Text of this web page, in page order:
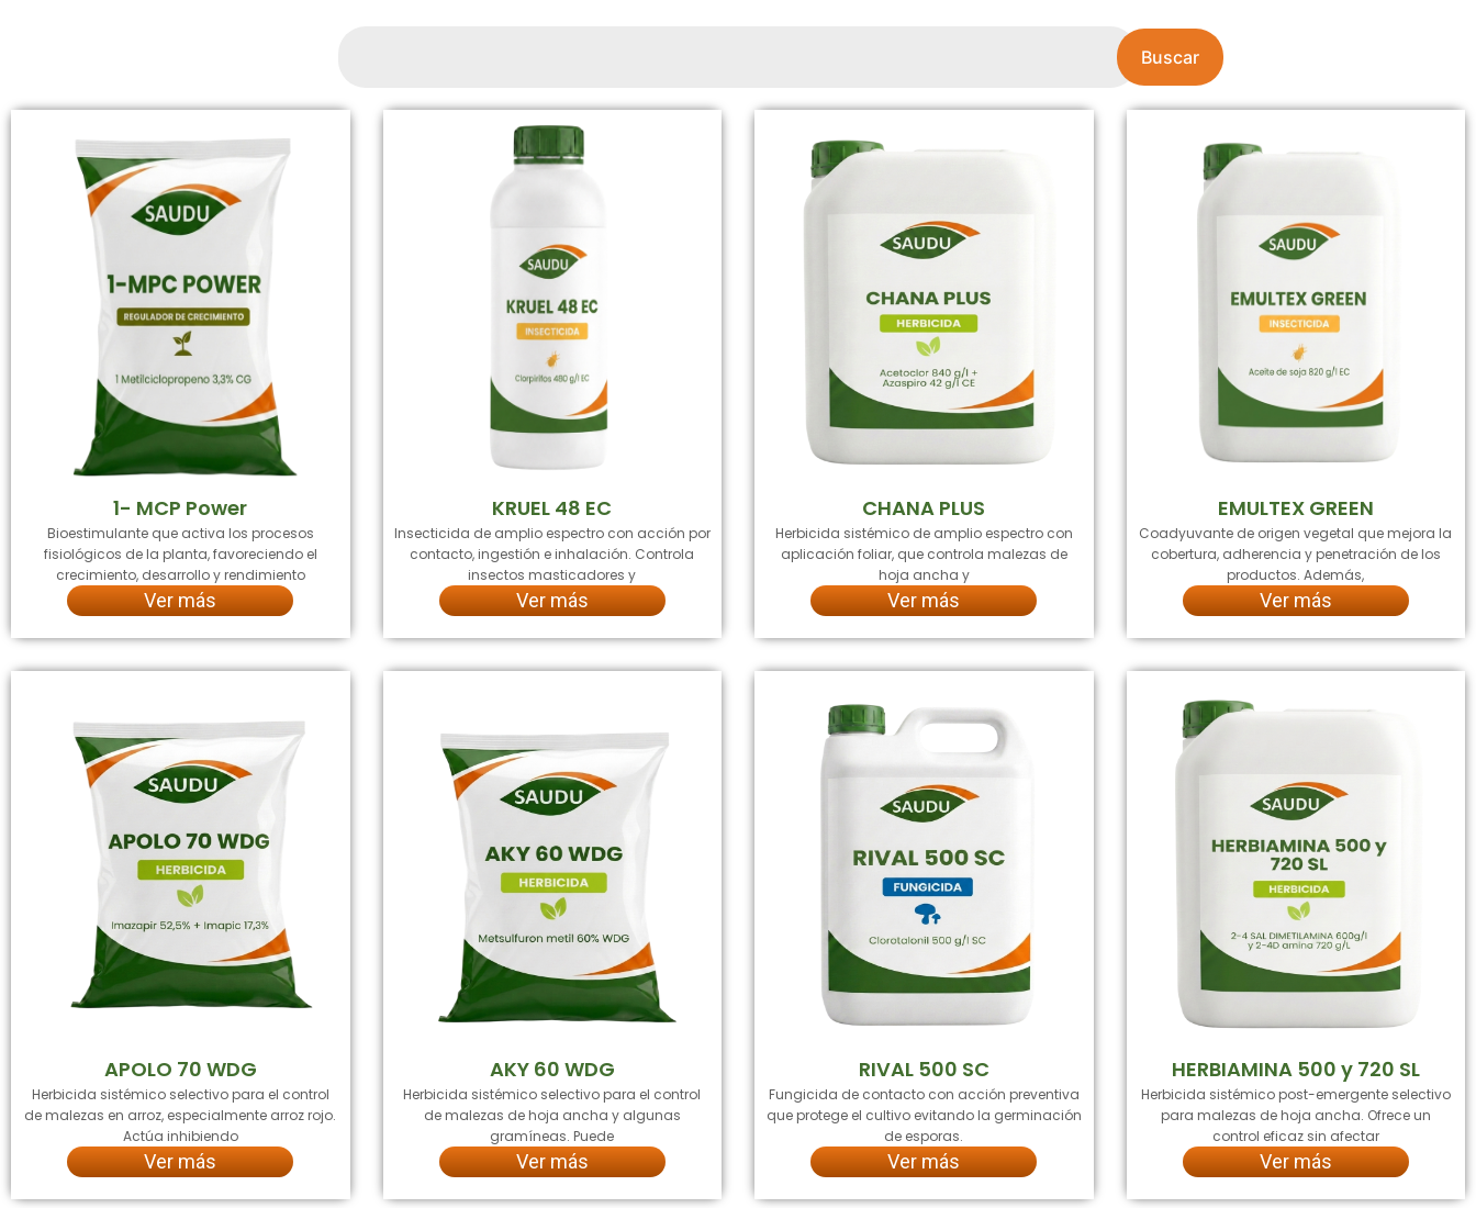
Buscar
1- MCP Power
Bioestimulante que activa los procesos
fisiológicos de la planta, favoreciendo el
crecimiento, desarrollo y rendimiento
Ver más
KRUEL 48 EC
Insecticida de amplio espectro con acción por
contacto, ingestión e inhalación. Controla
insectos masticadores y
Ver más
CHANA PLUS
Herbicida sistémico de amplio espectro con
aplicación foliar, que controla malezas de
hoja ancha y
Ver más
EMULTEX GREEN
Coadyuvante de origen vegetal que mejora la
cobertura, adherencia y penetración de los
productos. Además,
Ver más
APOLO 70 WDG
Herbicida sistémico selectivo para el control
de malezas en arroz, especialmente arroz rojo.
Actúa inhibiendo
Ver más
AKY 60 WDG
Herbicida sistémico selectivo para el control
de malezas de hoja ancha y algunas
gramíneas. Puede
Ver más
RIVAL 500 SC
Fungicida de contacto con acción preventiva
que protege el cultivo evitando la germinación
de esporas.
Ver más
HERBIAMINA 500 y 720 SL
Herbicida sistémico post-emergente selectivo
para malezas de hoja ancha. Ofrece un
control eficaz sin afectar
Ver más
Page
PagePage PagePage Page